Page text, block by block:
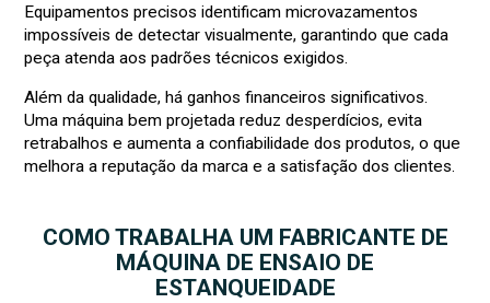
Equipamentos precisos identificam microvazamentos
impossíveis de detectar visualmente, garantindo que cada
peça atenda aos padrões técnicos exigidos.
Além da qualidade, há ganhos financeiros significativos.
Uma máquina bem projetada reduz desperdícios, evita
retrabalhos e aumenta a confiabilidade dos produtos, o que
melhora a reputação da marca e a satisfação dos clientes.
COMO TRABALHA UM FABRICANTE DE
MÁQUINA DE ENSAIO DE
ESTANQUEIDADE